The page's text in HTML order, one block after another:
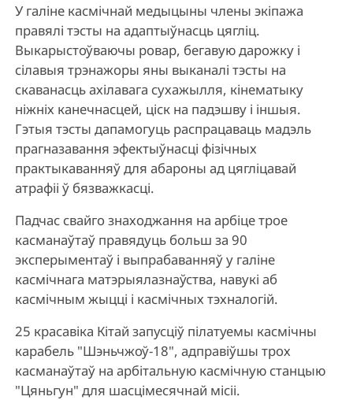
У галіне касмічнай медыцыны члены экіпажа
правялі тэсты на адаптыўнасць цягліц.
Выкарыстоўваючы ровар, бегавую дарожку і
сілавыя трэнажоры яны выканалі тэсты на
скаванасць ахілавага сухажылля, кінематыку
ніжніх канечнасцей, ціск на падэшву і іншыя.
Гэтыя тэсты дапамогуць распрацаваць мадэль
прагназавання эфектыўнасці фізічных
практыкаванняў для абароны ад цягліцавай
атрафіі ў бязважкасці.
Падчас свайго знаходжання на арбіце трое
касманаўтаў правядуць больш за 90
эксперыментаў і выпрабаванняў у галіне
касмічнага матэрыялазнаўства, навукі аб
касмічным жыцці і касмічных тэхналогій.
25 красавіка Кітай запусціў пілатуемы касмічны
карабель "Шэньчжоў-18", адправіўшы трох
касманаўтаў на арбітальную касмічную станцыю
"Цяньгун" для шасцімесячнай місіі.